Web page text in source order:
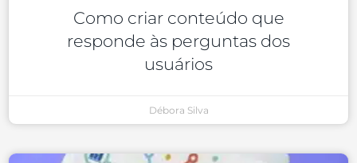
Como criar conteúdo que
responde às perguntas dos
usuários
Débora Silva